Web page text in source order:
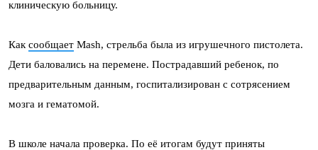
клиническую больницу.
Как сообщает Mash, стрельба была из игрушечного пистолета.
Дети баловались на перемене. Пострадавший ребенок, по
предварительным данным, госпитализирован с сотрясением
мозга и гематомой.
В школе начала проверка. По её итогам будут приняты